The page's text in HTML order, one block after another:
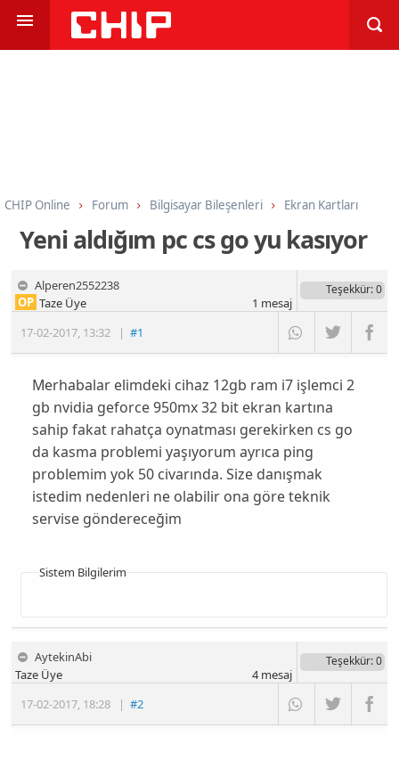
CHIP Online Forum Bilgisayar Bileşenleri Ekran Kartları
Yeni aldığım pc cs go yu kasıyor
Alperen2552238
17-02-2017, 13:32 |#1
OP Taze Üye
Teşekkür: 0
1 mesaj
Merhabalar elimdeki cihaz 12gb ram i7 işlemci 2
gb nvidia geforce 950mx 32 bit ekran kartına
sahip fakat rahatça oynatması gerekirken cs go
da kasma problemi yaşıyorum ayrıca ping
problemim yok 50 civarında. Size danışmak
istedim nedenleri ne olabilir ona göre teknik
servise göndereceğim
Sistem Bilgilerim
AytekinAbi
17-02-2017, 18:28 |#2
Taze Üye
Teşekkür: 0
4mesaj